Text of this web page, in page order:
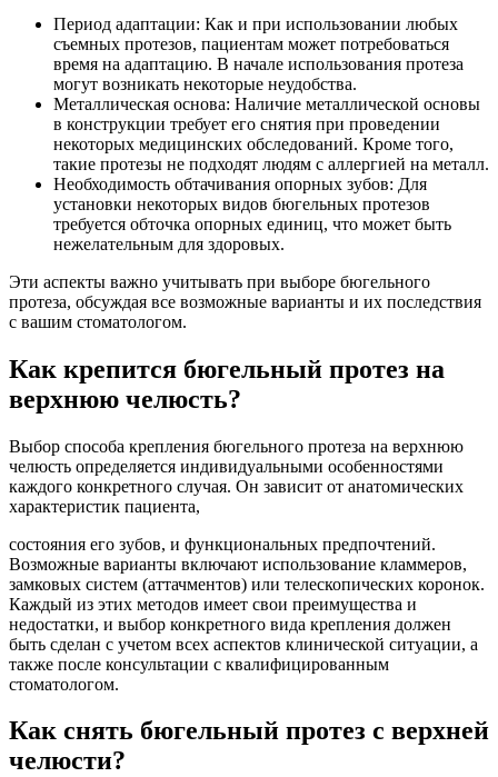
Период адаптации: Как и при использовании любых
съемных протезов, пациентам может потребоваться
время на адаптацию. В начале использования протеза
могут возникать некоторые неудобства.
Металлическая основа: Наличие металлической основы
в конструкции требует его снятия при проведении
некоторых медицинских обследований. Кроме того,
такие протезы не подходят людям с аллергией на металл.
Необходимость обтачивания опорных зубов: Для
установки некоторых видов бюгельных протезов
требуется обточка опорных единиц, что может быть
нежелательным для здоровых.
Эти аспекты важно учитывать при выборе бюгельного
протеза, обсуждая все возможные варианты и их последствия
с вашим стоматологом.
Как крепится бюгельный протез на
верхнюю челюсть?
Выбор способа крепления бюгельного протеза на верхнюю
челюсть определяется индивидуальными особенностями
каждого конкретного случая. Он зависит от анатомических
характеристик пациента,
состояния его зубов, и функциональных предпочтений.
Возможные варианты включают использование кламмеров,
замковых систем (аттачментов) или телескопических коронок.
Каждый из этих методов имеет свои преимущества и
недостатки, и выбор конкретного вида крепления должен
быть сделан с учетом всех аспектов клинической ситуации, а
также после консультации с квалифицированным
стоматологом.
Как снять бюгельный протез с верхней
челюсти?